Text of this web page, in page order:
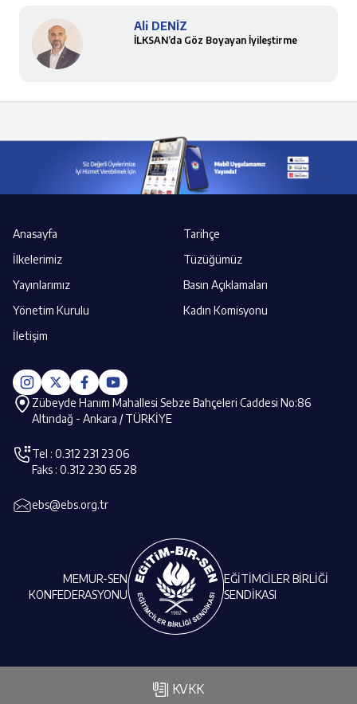
Ali DENİZ
İLKSAN’da Göz Boyayan İyileştirme
Anasayfa
Tarihçe
İlkelerimiz
Tüzüğümüz
Yayınlarımız
Basın Açıklamaları
Yönetim Kurulu
Kadın Komisyonu
İletişim
MEMUR-SEN
KONFEDERASYONU
EĞİTİMCİLER BİRLİĞİ
SENDİKASI
Zübeyde Hanım Mahallesi Sebze Bahçeleri Caddesi No:86
Altındağ - Ankara / TÜRKİYE
Tel : 0.312 231 23 06
Faks : 0.312 230 65 28
ebs@ebs.org.tr
| KVKK